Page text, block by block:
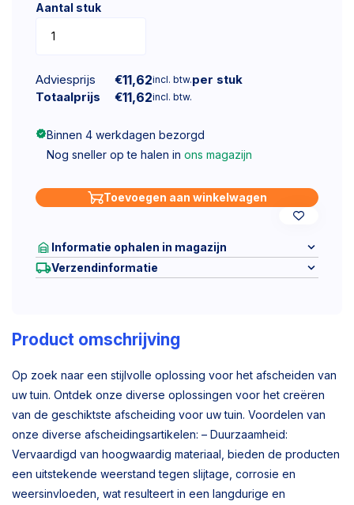
Aantal stuk
Adviesprijs €11,62incl. btw.per stuk
Totaalprijs
€11,62incl. btw.
Binnen 4 werkdagen bezorgd
Nog sneller op te halen in ons magazijn
Toevoegen aan winkelwagen
Informatie ophalen in magazijn
Verzendinformatie
Product omschrijving
Op zoek naar een stijlvolle oplossing voor het afscheiden van
uw tuin. Ontdek onze diverse oplossingen voor het creëren
van de geschiktste afscheiding voor uw tuin. Voordelen van
onze diverse afscheidingsartikelen: – Duurzaamheid:
Vervaardigd van hoogwaardig materiaal, bieden de producten
een uitstekende weerstand tegen slijtage, corrosie en
weersinvloeden, wat resulteert in een langdurige en